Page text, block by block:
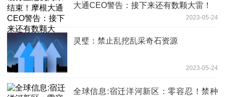
大通CEO警告：接下来还有数颗大雷！
2023-05-24
灵璧：禁止乱挖乱采奇石资源
2023-05-24
全球信息:宿迁洋河新区：零容忍！禁种